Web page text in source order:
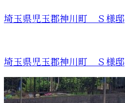
埼玉県児玉郡神川町 Ｓ様邸
埼玉県児玉郡神川町 Ｓ様邸